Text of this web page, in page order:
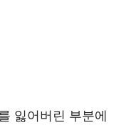
잃어버린 부분에